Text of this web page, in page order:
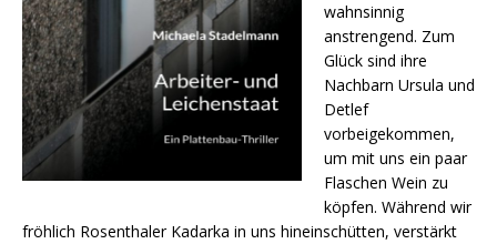
wahnsinnig
anstrengend. Zum
Glück sind ihre
Nachbarn Ursula und
Detlef
vorbeigekommen,
um mit uns ein paar
Flaschen Wein zu
köpfen. Während wir
fröhlich Rosenthaler Kadarka in uns hineinschütten, verstärkt